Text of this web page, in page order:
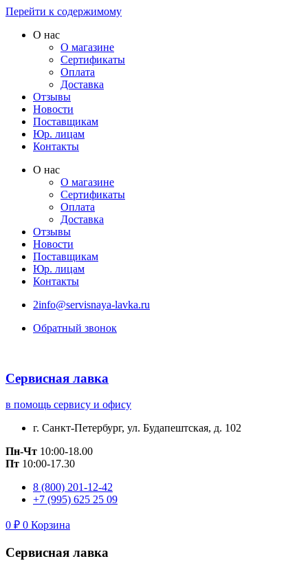
Перейти к содержимому
О нас
О магазине
Сертификаты
Оплата
Доставка
Отзывы
Новости
Поставщикам
Юр. лицам
Контакты
О нас
О магазине
Сертификаты
Оплата
Доставка
Отзывы
Новости
Поставщикам
Юр. лицам
Контакты
2info@servisnaya-lavka.ru
Обратный звонок
Сервисная лавка
в помощь сервису и офису
г. Санкт-Петербург, ул. Будапештская, д. 102
Пн-Чт 10:00-18.00
Пт 10:00-17.30
8 (800) 201-12-42
+7 (995) 625 25 09
0 ₽ 0 Корзина
Сервисная лавка